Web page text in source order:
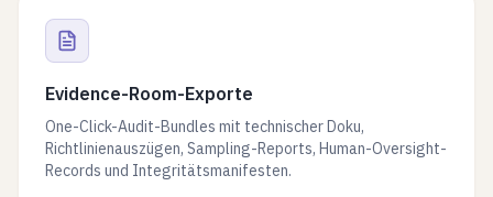
Evidence-Room-Exporte
One-Click-Audit-Bundles mit technischer Doku,
Richtlinienauszügen, Sampling-Reports, Human-Oversight-
Records und Integritätsmanifesten.